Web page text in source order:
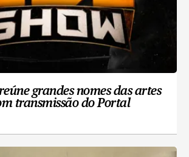
grandes nomes das artes
transmissão do Portal